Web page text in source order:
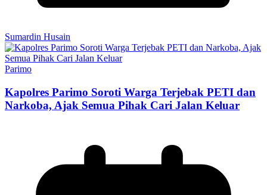
Sumardin Husain
Parimo
Kapolres Parimo Soroti Warga Terjebak PETI dan
Narkoba, Ajak Semua Pihak Cari Jalan Keluar